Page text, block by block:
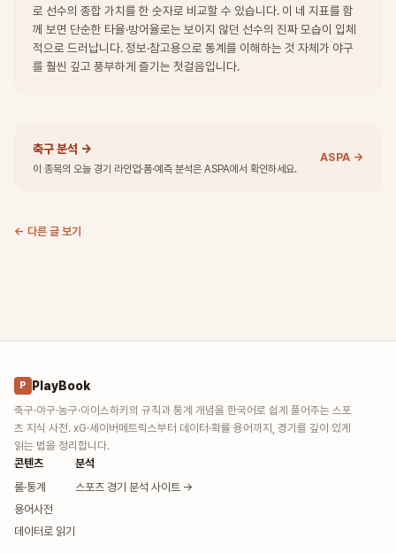
로 선수의 종합 가치를 한 숫자로 비교할 수 있습니다. 이 네 지표를 함
께 보면 단순한 타율·방어율로는 보이지 않던 선수의 진짜 모습이 입체
적으로 드러납니다. 정보·참고용으로 통계를 이해하는 것 자체가 야구
를 훨씬 깊고 풍부하게 즐기는 첫걸음입니다.
축구 분석 →
이 종목의 오늘 경기 라인업·폼·예측 분석은 ASPA에서 확인하세요.
ASPA →
← 다른 글 보기
P PlayBook
축구·야구·농구·아이스하키의 규칙과 통계 개념을 한국어로 쉽게 풀어주는 스포
츠 지식 사전. xG·세이버메트릭스부터 데이터·확률 용어까지, 경기를 깊이 있게
읽는 법을 정리합니다.
콘텐츠
룰·통계
용어사전
데이터로 읽기
분석
스포츠 경기 분석 사이트 →